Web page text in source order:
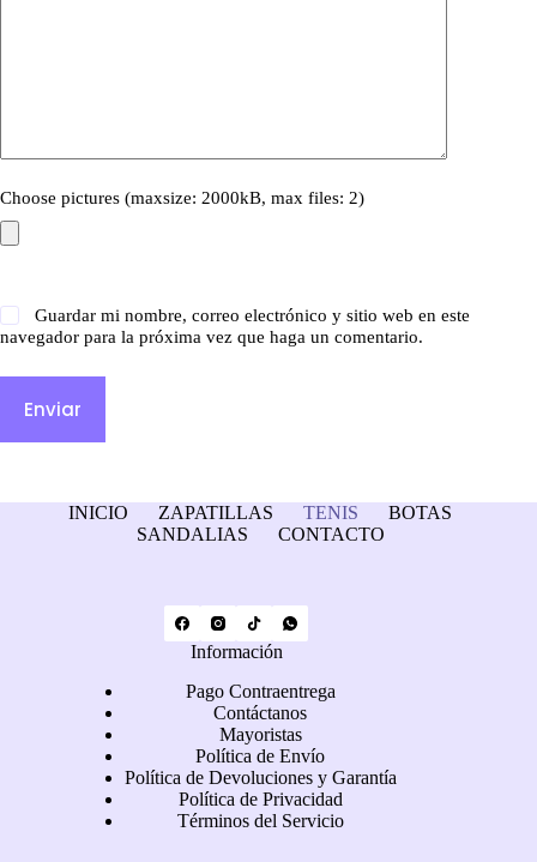
Choose pictures (maxsize: 2000kB, max files: 2)
Guardar mi nombre, correo electrónico y sitio web en este
navegador para la próxima vez que haga un comentario.
Enviar
INICIO ZAPATILLAS TENIS
BOTAS
SANDALIAS
CONTACTO
Información
Pago Contraentrega
Contáctanos
Mayoristas
Política de Envío
Política de Devoluciones y Garantía
Política de Privacidad
Términos del Servicio